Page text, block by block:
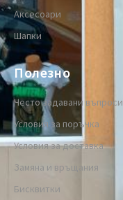
Аксесоари
Шапки
Полезно
Често задавани въпроси
Условия за поръчка
Условия за доставка
Замяна и връщания
Бисквитки